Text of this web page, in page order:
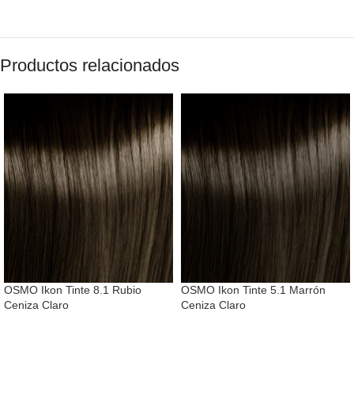
Productos relacionados
OSMO Ikon Tinte 8.1 Rubio
Ceniza Claro
OSMO Ikon Tinte 5.1 Marrón
Ceniza Claro